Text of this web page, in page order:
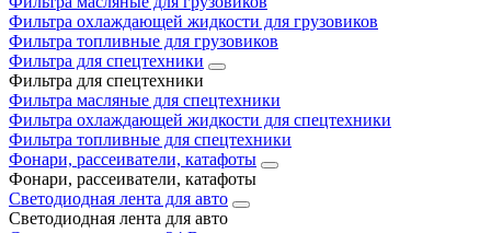
Фильтра охлаждающей жидкости для грузовиков
Фильтра топливные для грузовиков
Фильтра для спецтехники
Фильтра для спецтехники
Фильтра масляные для спецтехники
Фильтра охлаждающей жидкости для спецтехники
Фильтра топливные для спецтехники
Фонари, рассеиватели, катафоты
Фонари, рассеиватели, катафоты
Светодиодная лента для авто
Светодиодная лента для авто